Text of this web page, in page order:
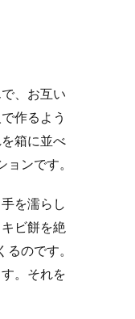
、お互い
作るよう
箱に並べ
ンです。
を濡らし
ビ餅を絶
のです。
。それを